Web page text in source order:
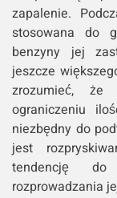
zapalenie.
stosowana do
benzyny jej
jeszcze
zrozumieć,
ograniczeniu
niezbędny do
jest
tendencję
rozprowadzania